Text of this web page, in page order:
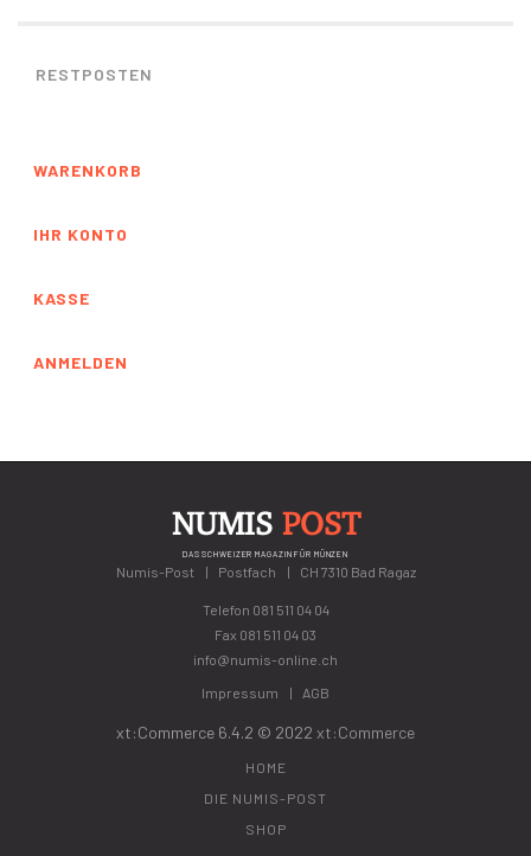
RESTPOSTEN
WARENKORB
IHR KONTO
KASSE
ANMELDEN
NUMIS POST
DAS SCHWEIZER MAGAZIN FÜR MÜNZEN
Numis-Post Postfach CH 7310 Bad Ragaz
Telefon 081 511 04 04
Fax 081 511 04 03
info@numis-online.ch
Impressum
AGB
xt:Commerce 6.4.2 © 2022 xt:Commerce
HOME
DIE NUMIS-POST
SHOP